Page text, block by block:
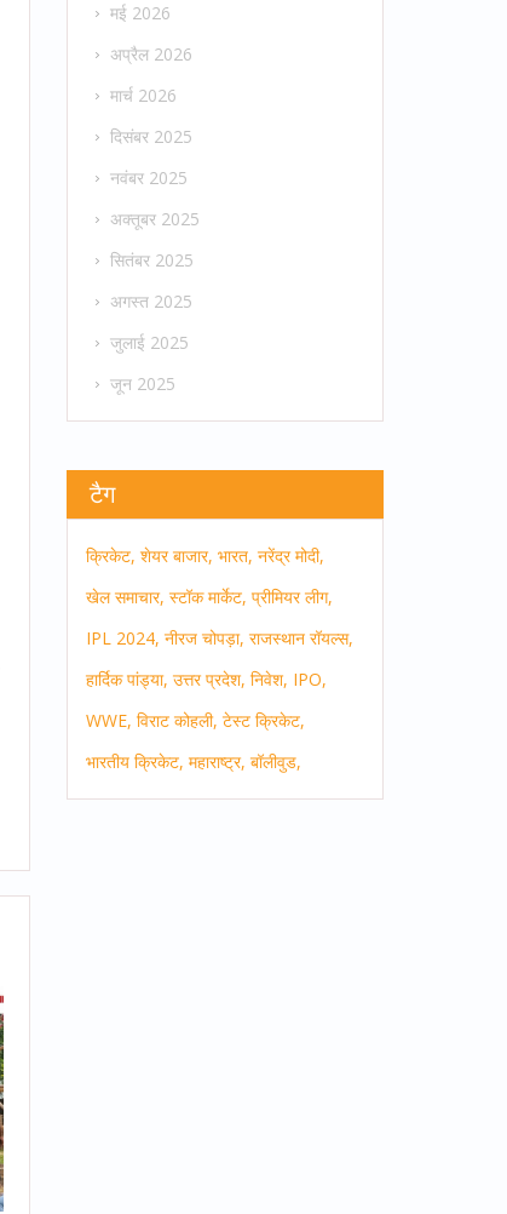
मई 2026
अप्रैल 2026
मार्च 2026
दिसंबर 2025
नवंबर 2025
अक्तूबर 2025
सितंबर 2025
अगस्त 2025
जुलाई 2025
जून 2025
टैग
क्रिकेट, शेयर बाजार, भारत, नरेंद्र मोदी,
खेल समाचार, स्टॉक मार्केट, प्रीमियर लीग,
IPL 2024, नीरज चोपड़ा, राजस्थान रॉयल्स,
हार्दिक पांड्या, उत्तर प्रदेश, निवेश, IPO,
WWE, विराट कोहली, टेस्ट क्रिकेट,
भारतीय क्रिकेट, महाराष्ट्र, बॉलीवुड,